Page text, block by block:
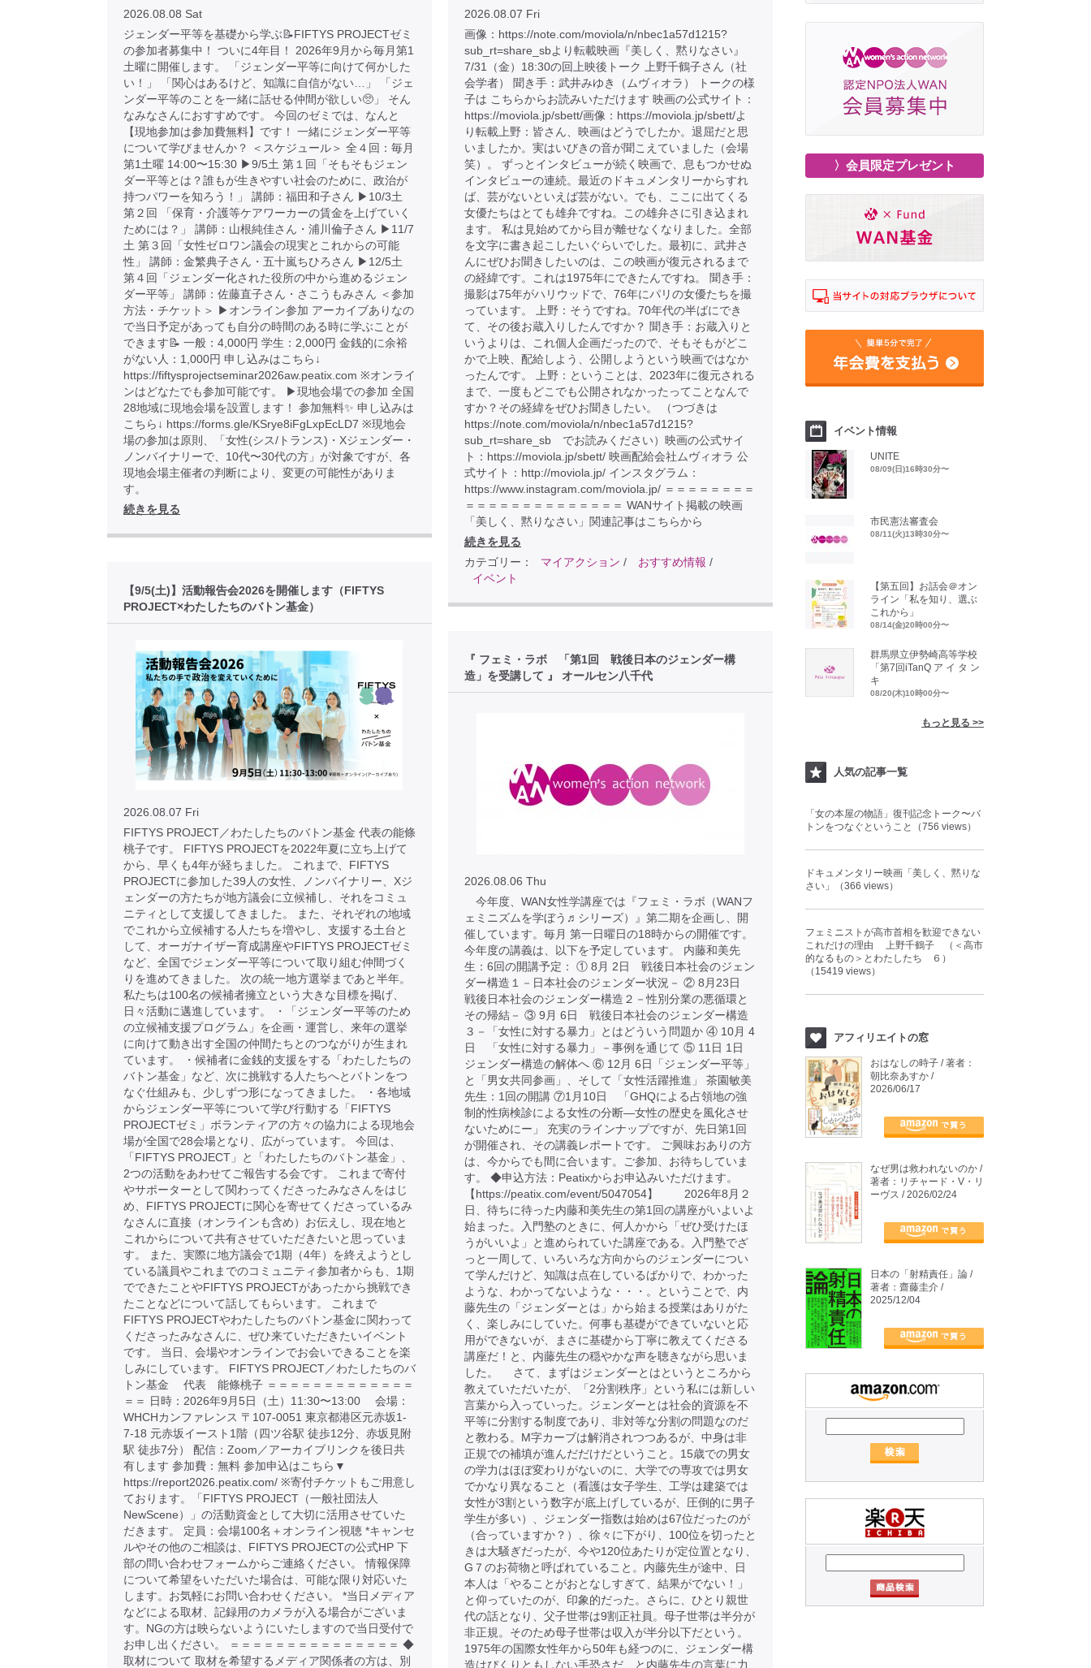
2026.08.08 Sat
ジェンダー平等を基礎から学ぶ📝FIFTYS PROJECTゼミ
の参加者募集中！ ついに4年目！ 2026年9月から毎月第1
土曜に開催します。 「ジェンダー平等に向けて何かした
い！」 「関心はあるけど、知識に自信がない…」 「ジェ
ンダー平等のことを一緒に話せる仲間が欲しい🥺」 そん
なみなさんにおすすめです。 今回のゼミでは、なんと
【現地参加は参加費無料】です！ 一緒にジェンダー平等
について学びませんか？ ＜スケジュール＞ 全４回：毎月
第1土曜 14:00〜15:30 ▶︎9/5土 第１回「そもそもジェン
ダー平等とは？誰もが生きやすい社会のために、政治が
持つパワーを知ろう！」 講師：福田和子さん ▶︎10/3土
第２回 「保育・介護等ケアワーカーの賃金を上げていく
ためには？」 講師：山根純佳さん・浦川倫子さん ▶︎11/7
土 第３回「女性ゼロワン議会の現実とこれからの可能
性」 講師：金繁典子さん・五十嵐ちひろさん ▶︎12/5土
第４回「ジェンダー化された役所の中から進めるジェン
ダー平等」 講師：佐藤直子さん・さこうもみさん ＜参加
方法・チケット＞ ▶︎オンライン参加 アーカイブありなの
で当日予定があっても自分の時間のある時に学ぶことが
できます📝 一般：4,000円 学生：2,000円 金銭的に余裕
がない人：1,000円 申し込みはこちら↓
https://fiftysprojectseminar2026aw.peatix.com ※オンライ
ンはどなたでも参加可能です。 ▶︎現地会場での参加 全国
28地域に現地会場を設置します！ 参加無料✨ 申し込みは
こちら↓ https://forms.gle/KSrye8iFgLxpEcLD7 ※現地会
場の参加は原則、「女性(シス/トランス)・Xジェンダー・
ノンバイナリーで、10代〜30代の方」が対象ですが、各
現地会場主催者の判断により、変更の可能性がありま
す。
続きを見る
2026.08.07 Fri
画像：https://note.com/moviola/n/nbec1a57d1215?
sub_rt=share_sbより転載映画『美しく、黙りなさい』
7/31（金）18:30の回上映後トーク 上野千鶴子さん（社
会学者） 聞き手：武井みゆき（ムヴィオラ） トークの様
子は こちらからお読みいただけます 映画の公式サイト：
https://moviola.jp/sbett/画像：https://moviola.jp/sbett/よ
り転載上野：皆さん、映画はどうでしたか。退屈だと思
いましたか。実はいびきの音が聞こえていました（会場
笑）。 ずっとインタビューが続く映画で、息もつかせぬ
インタビューの連続。最近のドキュメンタリーからすれ
ば、芸がないといえば芸がない。でも、ここに出てくる
女優たちはとても雄弁ですね。この雄弁さに引き込まれ
ます。 私は見始めてから目が離せなくなりました。全部
を文字に書き起こしたいぐらいでした。最初に、武井さ
んにぜひお聞きしたいのは、この映画が復元されるまで
の経緯です。これは1975年にできたんですね。 聞き手：
撮影は75年がハリウッドで、76年にパリの女優たちを撮
っています。 上野：そうですね。70年代の半ばにでき
て、その後お蔵入りしたんですか？ 聞き手：お蔵入りと
いうよりは、これ個人企画だったので、そもそもがどこ
かで上映、配給しよう、公開しようという映画ではなか
ったんです。 上野：ということは、2023年に復元される
まで、一度もどこでも公開されなかったってことなんで
すか？その経緯をぜひお聞きしたい。 （つづきは
https://note.com/moviola/n/nbec1a57d1215?
sub_rt=share_sb でお読みください）映画の公式サイ
ト：https://moviola.jp/sbett/ 映画配給会社ムヴィオラ 公
式サイト：http://moviola.jp/ インスタグラム：
https://www.instagram.com/moviola.jp/ ＝＝＝＝＝＝＝＝
＝＝＝＝＝＝＝＝＝＝＝＝＝＝ WANサイト掲載の映画
「美しく、黙りなさい」関連記事はこちらから
続きを見る
カテゴリー：
マイアクション / おすすめ情報 /
イベント
【9/5(土)】活動報告会2026を開催します（FIFTYS
PROJECT×わたしたちのバトン基金）
2026.08.07 Fri
FIFTYS PROJECT／わたしたちのバトン基金 代表の能條
桃子です。 FIFTYS PROJECTを2022年夏に立ち上げて
から、早くも4年が経ちました。 これまで、FIFTYS
PROJECTに参加した39人の女性、ノンバイナリー、Xジ
ェンダーの方たちが地方議会に立候補し、それをコミュ
ニティとして支援してきました。 また、それぞれの地域
でこれから立候補する人たちを増やし、支援する土台と
して、オーガナイザー育成講座やFIFTYS PROJECTゼミ
など、全国でジェンダー平等について取り組む仲間づく
りを進めてきました。 次の統一地方選挙まであと半年。
私たちは100名の候補者擁立という大きな目標を掲げ、
日々活動に邁進しています。 ・「ジェンダー平等のため
の立候補支援プログラム」を企画・運営し、来年の選挙
に向けて動き出す全国の仲間たちとのつながりが生まれ
ています。 ・候補者に金銭的支援をする「わたしたちの
バトン基金」など、次に挑戦する人たちへとバトンをつ
なぐ仕組みも、少しずつ形になってきました。 ・各地域
からジェンダー平等について学び行動する「FIFTYS
PROJECTゼミ」ボランティアの方々の協力による現地会
場が全国で28会場となり、広がっています。 今回は、
「FIFTYS PROJECT」と「わたしたちのバトン基金」、
2つの活動をあわせてご報告する会です。 これまで寄付
やサポーターとして関わってくださったみなさんをはじ
め、FIFTYS PROJECTに関心を寄せてくださっているみ
なさんに直接（オンラインも含め）お伝えし、現在地と
これからについて共有させていただきたいと思っていま
す。 また、実際に地方議会で1期（4年）を終えようとし
ている議員やこれまでのコミュニティ参加者からも、1期
でできたことやFIFTYS PROJECTがあったから挑戦でき
たことなどについて話してもらいます。 これまで
FIFTYS PROJECTやわたしたちのバトン基金に関わって
くださったみなさんに、ぜひ来ていただきたいイベント
です。 当日、会場やオンラインでお会いできることを楽
しみにしています。 FIFTYS PROJECT／わたしたちのバ
トン基金 代表 能條桃子 ＝＝＝＝＝＝＝＝＝＝＝＝＝
＝＝ 日時：2026年9月5日（土）11:30〜13:00 会場：
WHCHカンファレンス 〒107-0051 東京都港区元赤坂1-
7-18 元赤坂イースト1階（四ツ谷駅 徒歩12分、赤坂見附
駅 徒歩7分） 配信：Zoom／アーカイブリンクを後日共
有します 参加費：無料 参加申込はこちら▼
https://report2026.peatix.com/ ※寄付チケットもご用意し
ております。「FIFTYS PROJECT（一般社団法人
NewScene）」の活動資金として大切に活用させていた
だきます。 定員：会場100名＋オンライン視聴 *キャンセ
ルやその他のご相談は、FIFTYS PROJECTの公式HP 下
部の問い合わせフォームからご連絡ください。 情報保障
について希望をいただいた場合は、可能な限り対応いた
します。お気軽にお問い合わせください。 *当日メディア
などによる取材、記録用のカメラが入る場合がございま
す。NGの方は映らないようにいたしますので当日受付で
お申し出ください。 ＝＝＝＝＝＝＝＝＝＝＝＝＝＝＝ ◆
取材について 取材を希望するメディア関係者の方は、別
『 フェミ・ラボ 「第1回 戦後日本のジェンダー構
造」を受講して 』 オールセン八千代
2026.08.06 Thu
今年度、WAN女性学講座では『フェミ・ラボ（WANフ
ェミニズムを学ぼう♬シリーズ）』第二期を企画し、開
催しています。毎月 第一日曜日の18時からの開催です。
今年度の講義は、以下を予定しています。 内藤和美先
生：6回の開講予定： ① 8月 2日 戦後日本社会のジェン
ダー構造１－日本社会のジェンダー状況－ ② 8月23日
戦後日本社会のジェンダー構造２－性別分業の悪循環と
その帰結－ ③ 9月 6日 戦後日本社会のジェンダー構造
３－「女性に対する暴力」とはどういう問題か ④ 10月 4
日 「女性に対する暴力」－事例を通じて ⑤ 11日 1日
ジェンダー構造の解体へ ⑥ 12月 6日「ジェンダー平等」
と「男女共同参画」、そして「女性活躍推進」 茶園敏美
先生：1回の開講 ⑦1月10日 「GHQによる占領地の強
制的性病検診による女性の分断―女性の歴史を風化させ
ないためにー」 充実のラインナップですが、先日第1回
が開催され、その講義レポートです。 ご興味おありの方
は、今からでも間に合います。ご参加、お待ちしていま
す。 ◆申込方法：Peatixからお申込みいただけます。
【https://peatix.com/event/5047054】 2026年8月２
日、待ちに待った内藤和美先生の第1回の講座がいよいよ
始まった。入門塾のときに、何人かから「ぜひ受けたほ
うがいいよ」と進められていた講座である。入門塾でざ
っと一周して、いろいろな方向からのジェンダーについ
て学んだけど、知識は点在しているばかりで、わかった
ような、わかってないような・・・。ということで、内
藤先生の「ジェンダーとは」から始まる授業はありがた
く、楽しみにしていた。何事も基礎ができていないと応
用ができないが、まさに基礎から丁寧に教えてくださる
講座だ！と、内藤先生の穏やかな声を聴きながら思いま
した。 さて、まずはジェンダーとはというところから
教えていただいたが、「2分割秩序」という私には新しい
言葉から入っていった。ジェンダーとは社会的資源を不
平等に分割する制度であり、非対等な分割の問題なのだ
と教わる。M字カーブは解消されつつあるが、中身は非
正規での補填が進んだだけだということ。15歳での男女
の学力はほぼ変わりがないのに、大学での専攻では男女
でかなり異なること（看護は女子学生、工学は建築では
女性が3割という数字が底上げしているが、圧倒的に男子
学生が多い）、ジェンダー指数は始めは67位だったのが
（合っていますか？）、徐々に下がり、100位を切ったと
きは大騒ぎだったが、今や120位あたりが定位置となり、
G７のお荷物と呼ばれていること。内藤先生が途中、日
本人は「やることがおとなしすぎて、結果がでない！」
と仰っていたのが、印象的だった。さらに、ひとり親世
代の話となり、父子世帯は9割正社員。母子世帯は半分が
非正規。そのため母子世帯は収入が半分以下だという。
1975年の国際女性年から50年も経つのに、ジェンダー構
造はぴくりともしない手恐さだ、と内藤先生の言葉に力
〉会員限定プレゼント
イベント情報
UNITE
08/09(日)16時30分〜
市民憲法審査会
08/11(火)13時30分〜
【第五回】お話会＠オン
ライン「私を知り、選ぶ
これから」
08/14(金)20時00分〜
群馬県立伊勢崎高等学校
「第7回iTanQ ア イ タ ン
キ
08/20(木)10時00分〜
もっと見る >>
人気の記事一覧
「女の本屋の物語」復刊記念トーク〜バ
トンをつなぐということ（756 views）
ドキュメンタリー映画「美しく、黙りな
さい」（366 views）
フェミニストが高市首相を歓迎できない
これだけの理由 上野千鶴子 （＜高市
的なるもの＞とわたしたち ６）
（15419 views）
アフィリエイトの窓
おはなしの時子 / 著者：
朝比奈あすか /
2026/06/17
なぜ男は救われないのか /
著者：リチャード・V・リ
ーヴス / 2026/02/24
日本の「射精責任」論 /
著者：齋藤圭介 /
2025/12/04